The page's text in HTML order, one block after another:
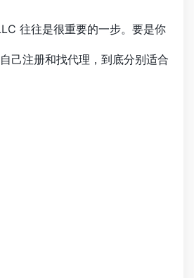
往往是很重要的一步。要是你
己注册和找代理，到底分别适合